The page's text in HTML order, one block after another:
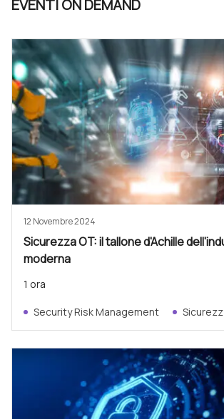
EVENTI ON DEMAND
12 Novembre 2024
Sicurezza OT: il tallone d'Achille
moderna
1 ora
Security Risk Management